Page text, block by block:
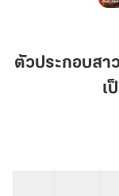
ตั
ขอ
ไม่
ทน
ใ
นี้
ตัวประกอบสา
เ